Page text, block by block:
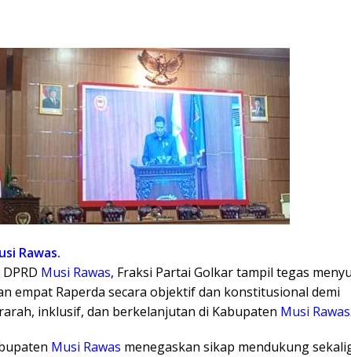
Rawas.
Musi Rawas, Fraksi Partai Golkar tampil tegas
empat Raperda secara objektif dan konstitusional demi
inklusif, dan berkelanjutan di Kabupaten Musi Rawas.
Musi Rawas menegaskan sikap mendukung